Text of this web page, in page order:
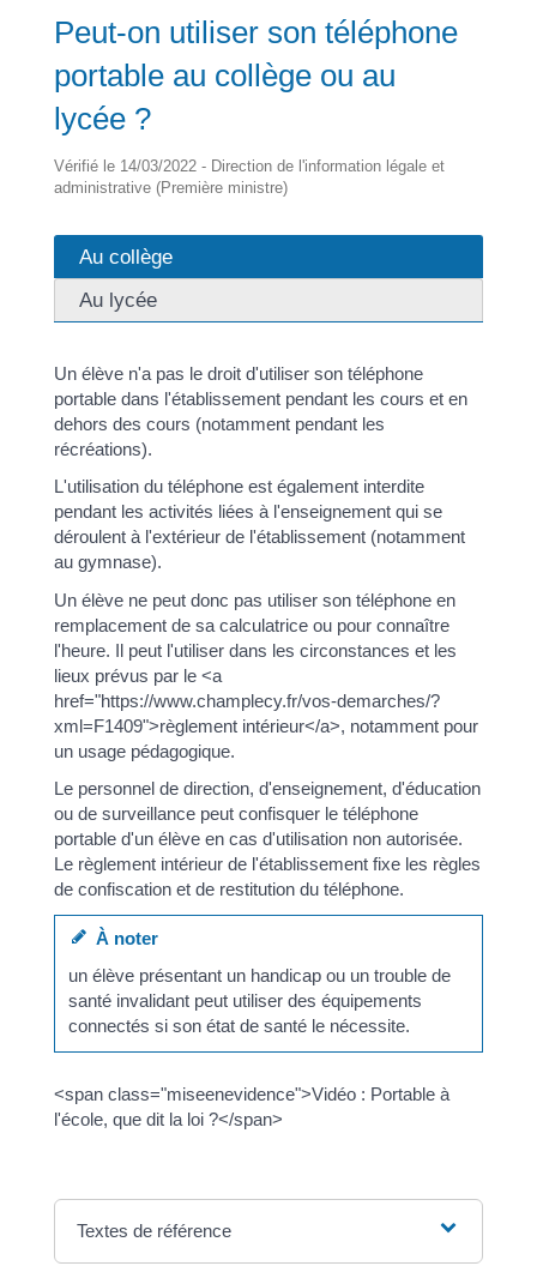
Peut-on utiliser son téléphone
portable au collège ou au
lycée ?
Vérifié le 14/03/2022 - Direction de l'information légale et
administrative (Première ministre)
Au collège
Au lycée
Un élève n'a pas le droit d'utiliser son téléphone
portable dans l'établissement pendant les cours et en
dehors des cours (notamment pendant les
récréations).
L'utilisation du téléphone est également interdite
pendant les activités liées à l'enseignement qui se
déroulent à l'extérieur de l'établissement (notamment
au gymnase).
Un élève ne peut donc pas utiliser son téléphone en
remplacement de sa calculatrice ou pour connaître
l'heure. Il peut l'utiliser dans les circonstances et les
lieux prévus par le <a
href="https://www.champlecy.fr/vos-demarches/?
xml=F1409">règlement intérieur</a>, notamment pour
un usage pédagogique.
Le personnel de direction, d'enseignement, d'éducation
ou de surveillance peut confisquer le téléphone
portable d'un élève en cas d'utilisation non autorisée.
Le règlement intérieur de l'établissement fixe les règles
de confiscation et de restitution du téléphone.
À noter
un élève présentant un handicap ou un trouble de
santé invalidant peut utiliser des équipements
connectés si son état de santé le nécessite.
<span class="miseenevidence">Vidéo : Portable à
l'école, que dit la loi ?</span>
Textes de référence